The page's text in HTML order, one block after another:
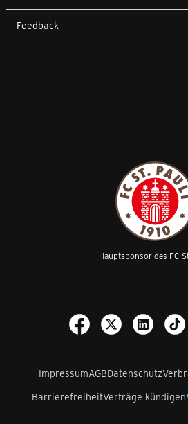
Feedback
Hauptsponsor des FC
ImpressumAGBDatenschutz
BarrierefreiheitVerträge kündigen